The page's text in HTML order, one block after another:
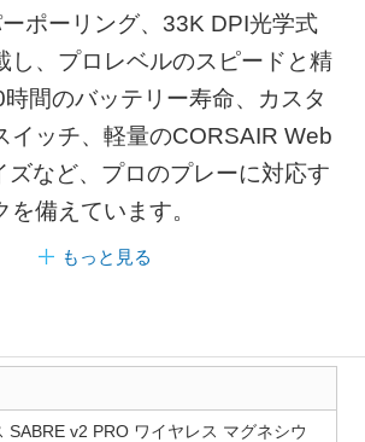
ポーリング、33K DPI光学式
し、プロレベルのスピードと精
間のバッテリー寿命、カスタ
イッチ、軽量のCORSAIR Web
ズなど、プロのプレーに対応す
備えています。
もっと見る
SABRE v2 PRO ワイヤレス マグネシウ